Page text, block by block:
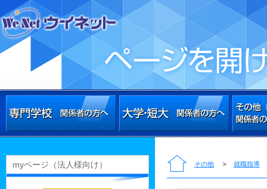
その他 ＞ 就職指導
myページ（法人様向け）